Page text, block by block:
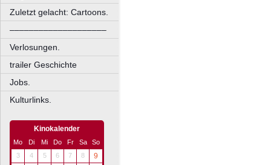
Zuletzt gelacht: Cartoons.
––––––––––––––––––––
Verlosungen.
trailer Geschichte
Jobs.
Kulturlinks.
Kinokalender
Mo Di Mi Do Fr Sa
So
3
4 5 6 7 8
9